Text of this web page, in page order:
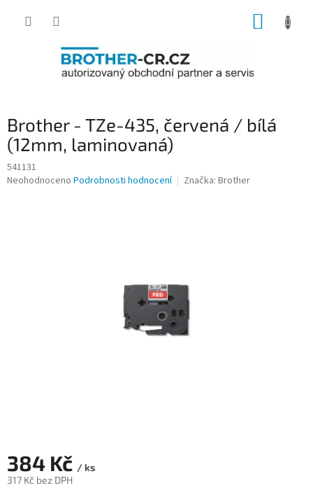
Brother - TZe-435, červená / bílá
(12mm, laminovaná)
541131
Průměrné
Neohodnoceno Podrobnosti hodnocení Značka: Brother
384 Kč / ks
317 Kč bez DPH